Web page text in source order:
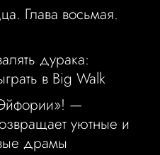
Глава восьмая.
дурака:
в Big Walk
—
уютные и
драмы